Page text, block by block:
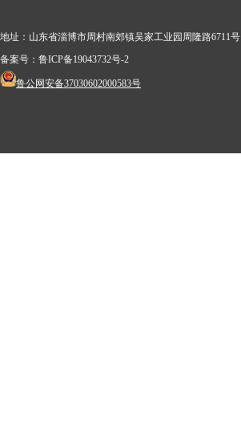
地址：山东省淄博市周村南郊镇吴家工业园周隆路6711号
备案号： 鲁ICP备19043732号-2
鲁公网安备37030602000583号